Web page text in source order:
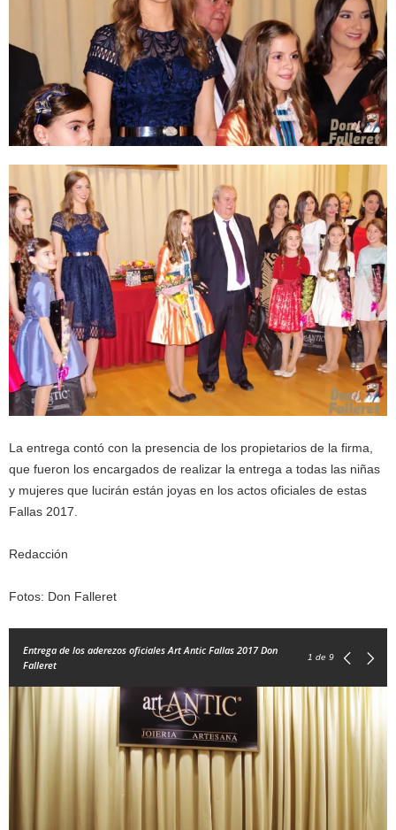
La entrega contó con la presencia de los propietarios de la firma,
que fueron los encargados de realizar la entrega a todas las niñas
y mujeres que lucirán están joyas en los actos oficiales de estas
Fallas 2017.
Redacción
Fotos: Don Falleret
Entrega de los aderezos oficiales Art Antic Fallas 2017 Don
Falleret
1 de 9